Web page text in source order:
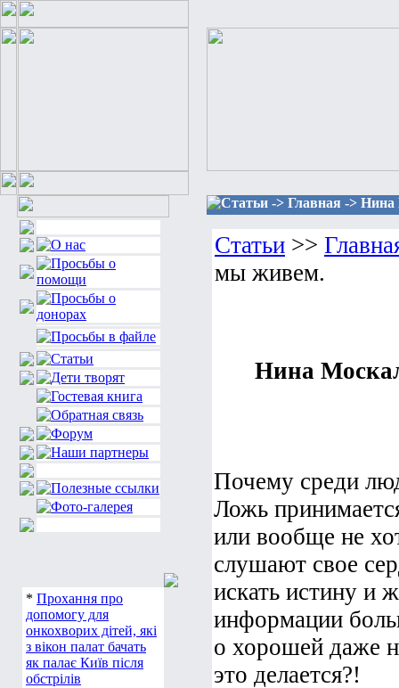
*Прохання про
допомогу для
онкохворих дітей, які
з вікон палат бачать
як палає Київ після
Статьи -> Главная ->
Статьи >>
мы живем.
Нина
Почему среди
Ложь
или вообще не
слушают свое
искать истину и
информации
о хорошей даже
это делается?!